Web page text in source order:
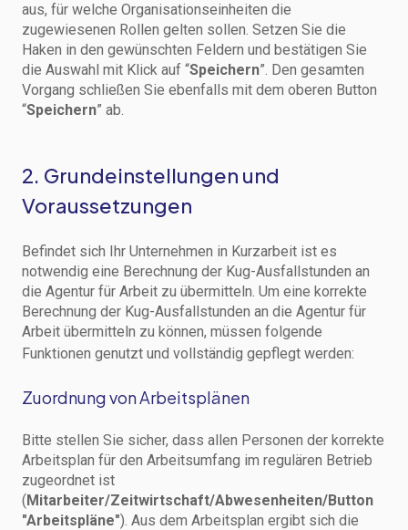
aus, für welche Organisationseinheiten die
zugewiesenen Rollen gelten sollen. Setzen Sie die
Haken in den gewünschten Feldern und bestätigen Sie
die Auswahl mit Klick auf “Speichern”. Den gesamten
Vorgang schließen Sie ebenfalls mit dem oberen Button
“Speichern” ab.
2. Grundeinstellungen und
Voraussetzungen
Befindet sich Ihr Unternehmen in Kurzarbeit ist es
notwendig eine Berechnung der Kug-Ausfallstunden an
die Agentur für Arbeit zu übermitteln. Um eine korrekte
Berechnung der Kug-Ausfallstunden an die Agentur für
Arbeit übermitteln zu können, müssen folgende
Funktionen genutzt und vollständig gepflegt werden:
Zuordnung von Arbeitsplänen
Bitte stellen Sie sicher, dass allen Personen der korrekte
Arbeitsplan für den Arbeitsumfang im regulären Betrieb
zugeordnet ist
(Mitarbeiter/Zeitwirtschaft/Abwesenheiten/Button
"Arbeitspläne"). Aus dem Arbeitsplan ergibt sich die